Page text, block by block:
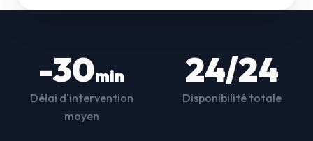
-30min
Délai d'intervention
moyen
24/24
Disponibilité totale